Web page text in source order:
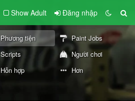
Show Adult Đăng nhập
Phương tiện
Paint Jobs
Scripts
Người chơi
Hỗn hợp Hơn